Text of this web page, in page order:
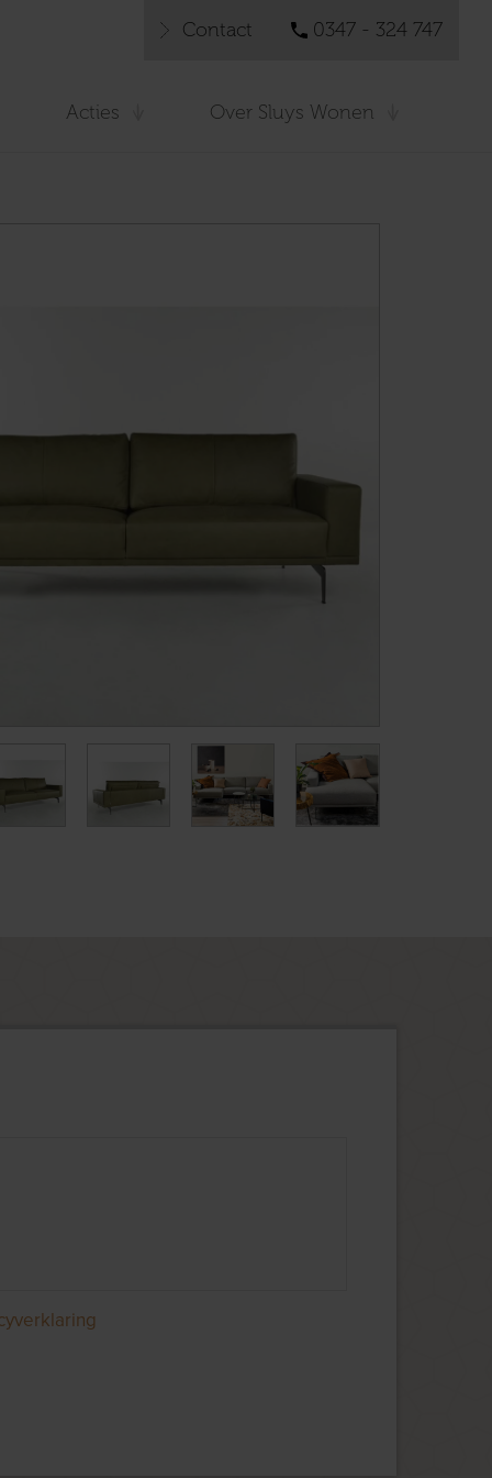
Contact 0347 - 324 747
Acties Over Sluys Wonen